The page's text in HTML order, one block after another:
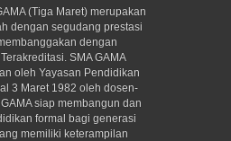
(Tiga Maret) merupakan
dengan segudang prestasi
dengan
SMA GAMA
oleh Yayasan Pendidikan
3 Maret 1982 oleh dosen-
siap membangun dan
formal bagi generasi
memiliki keterampilan